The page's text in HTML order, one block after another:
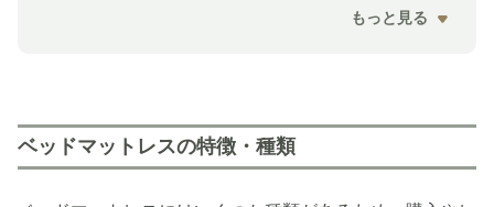
もっと見る
ベッドマットレスの特徴・種類